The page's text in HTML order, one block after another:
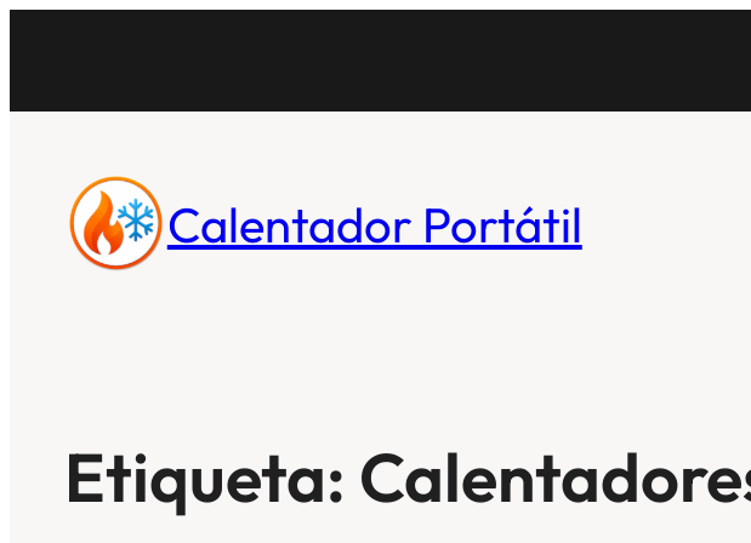
Calentador Portátil
Etiqueta: